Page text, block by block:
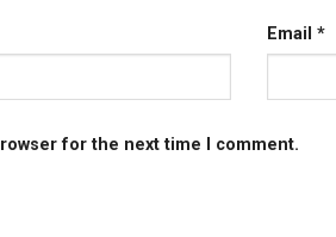
Email *
for the next time I comment.